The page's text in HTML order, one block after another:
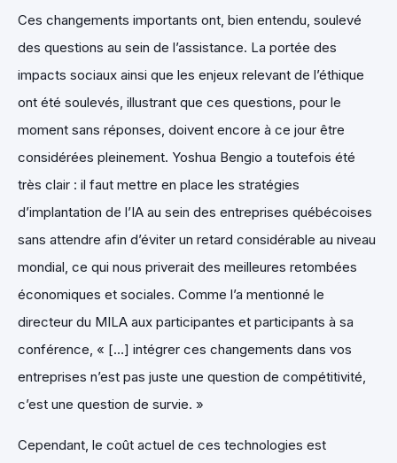
Ces changements importants ont, bien entendu, soulevé
des questions au sein de l’assistance. La portée des
impacts sociaux ainsi que les enjeux relevant de l’éthique
ont été soulevés, illustrant que ces questions, pour le
moment sans réponses, doivent encore à ce jour être
considérées pleinement. Yoshua Bengio a toutefois été
très clair : il faut mettre en place les stratégies
d’implantation de l’IA au sein des entreprises québécoises
sans attendre afin d’éviter un retard considérable au niveau
mondial, ce qui nous priverait des meilleures retombées
économiques et sociales. Comme l’a mentionné le
directeur du MILA aux participantes et participants à sa
conférence, « […] intégrer ces changements dans vos
entreprises n’est pas juste une question de compétitivité,
c’est une question de survie. »
Cependant, le coût actuel de ces technologies est